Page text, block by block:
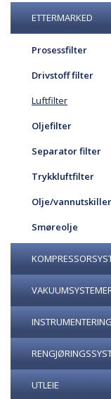
ETTERMARKED
Prosessfilter
Drivstoff filter
Luftfilter
Oljefilter
Separator filter
Trykkluftfilter
Olje/
Smøreolje
INSTRUMENTERING
UTLEIE